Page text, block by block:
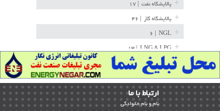
پالایشگاه نفت
پالایشگاه گاز
NGL
LNG & LPG | ۱۳
خط لوله | ۳۶
مخازن ذخیره | ۱۵
پتروشیمی | ۱۴
بازرسی و QC | ۱۵
ارﺗﺒﺎط ﺑﺎ ما
ﻧﺎم و ﻧﺎم ﺧﺎﻧﻮادﮔﻰ